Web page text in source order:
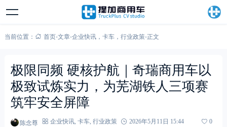
当前位置： 首页-文章-企业快讯， 卡车， 行业政策-正文
极限同频 硬核护航｜奇瑞商用车以
极致试炼实力，为芜湖铁人三项赛
筑牢安全屏障
陈念尊 企业快讯, 卡车, 行业政策 2026年5月11日 15:44
0